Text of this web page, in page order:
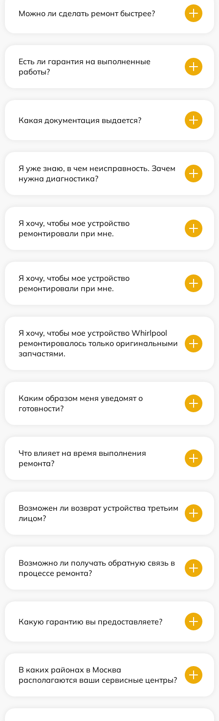
Можно ли сделать ремонт быстрее?
Есть ли гарантия на выполненные
работы?
Какая документация выдается?
Я уже знаю, в чем неисправность. Зачем
нужна диагностика?
Я хочу, чтобы мое устройство
ремонтировали при мне.
Я хочу, чтобы мое устройство
ремонтировали при мне.
Я хочу, чтобы мое устройство Whirlpool
ремонтировалось только оригинальными
запчастями.
Каким образом меня уведомят о
готовности?
Что влияет на время выполнения
ремонта?
Возможен ли возврат устройства третьим
лицом?
Возможно ли получать обратную связь в
процессе ремонта?
Какую гарантию вы предоставляете?
В каких районах в Москва
располагаются ваши сервисные центры?